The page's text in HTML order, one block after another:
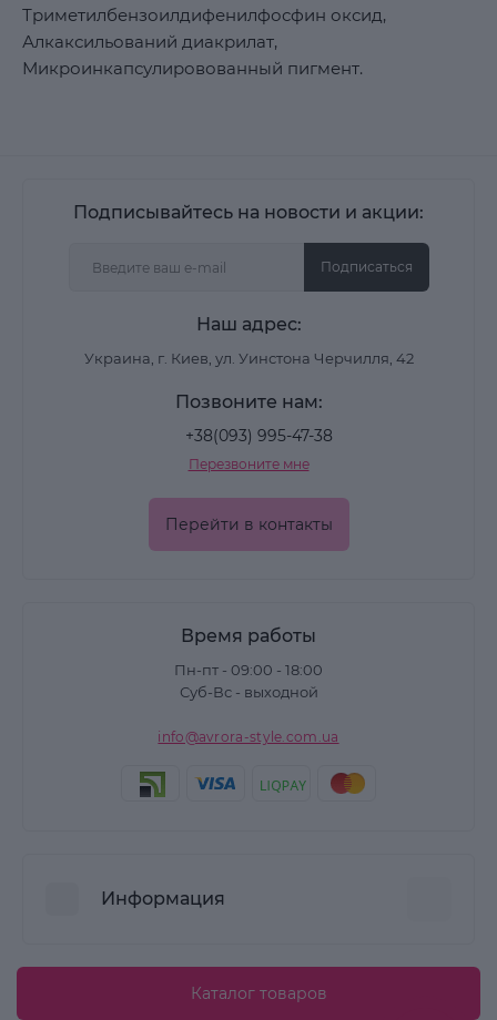
Триметилбензоилдифенилфосфин оксид,
Алкаксильований диакрилат,
Микроинкапсулировованный пигмент.
Подписывайтесь на новости и акции:
Подписаться
Наш адрес:
Украина, г. Киев, ул. Уинстона Черчилля, 42
Позвоните нам:
+38(093) 995-47-38
Перезвоните мне
Перейти в контакты
Время работы
Пн-пт - 09:00 - 18:00
Суб-Вс - выходной
info@avrora-style.com.ua
Информация
Пользовательское соглашение
Каталог товаров